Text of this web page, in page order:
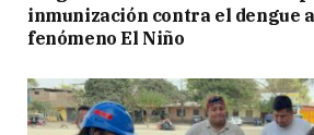
inmunización contra el dengue
fenómeno El Niño